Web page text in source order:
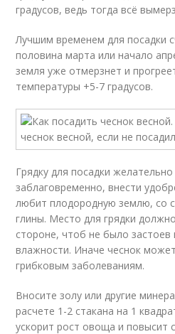
градусов, ведь тогда всё
Лучшим временем для посадки
половина марта или начало
земля уже отмерзнет и
температуры +5-7 градусов.
Грядку для посадки
заблаговременно, внести
любит плодородную землю, со
глины. Место для грядки
стороне, чтоб не было
влажности. Иначе чеснок
грибковым заболеваниям.
Вносите золу или другие
расчете 1-2 стакана на 1
ускорит рост овоща и повысит